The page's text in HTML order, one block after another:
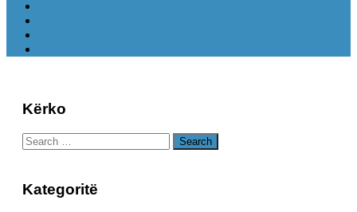
Kërko
Search
for:
Kategoritë